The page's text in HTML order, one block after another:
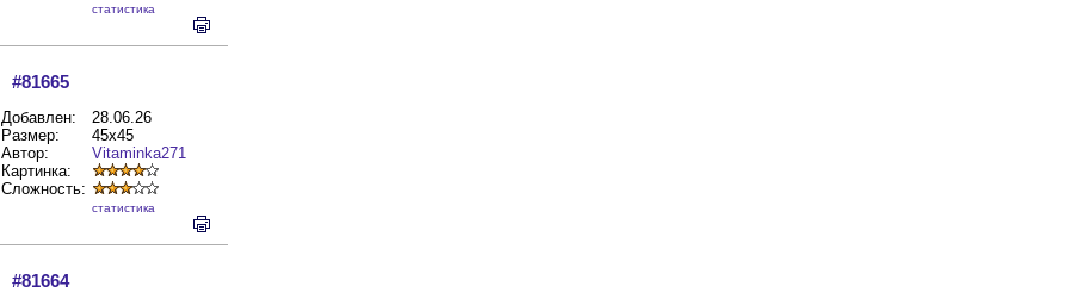
cтатистика
#81665
Добавлен:
28.06.26
Размер:
45x45
Автор:
Vitaminka271
Картинка:
Сложность:
cтатистика
#81664